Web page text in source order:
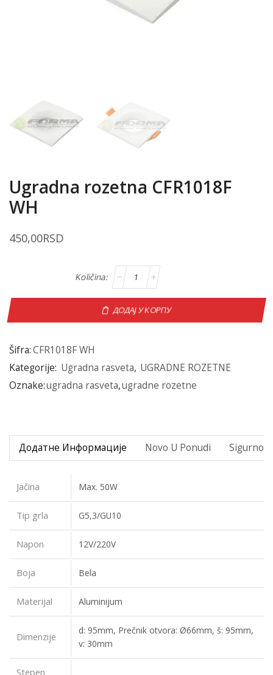
Ugradna rozetna CFR1018F
WH
450,00RSD
ДОДАЈ У КОРПУ
Šifra:CFR1018F WH
Kategorije: Ugradna rasveta, UGRADNE ROZETNE
Oznake:ugradna rasveta,ugradne rozetne
Додатне Информације Novo U Ponudi Sigurno
Jačina Max. 50W
Tip grla G5,3/GU10
Napon 12V/220V
Boja Bela
Materijal Aluminijum
Dimenzije
d: 95mm, Prečnik otvora: Ø66mm, š: 95mm,
v: 30mm
Stepen